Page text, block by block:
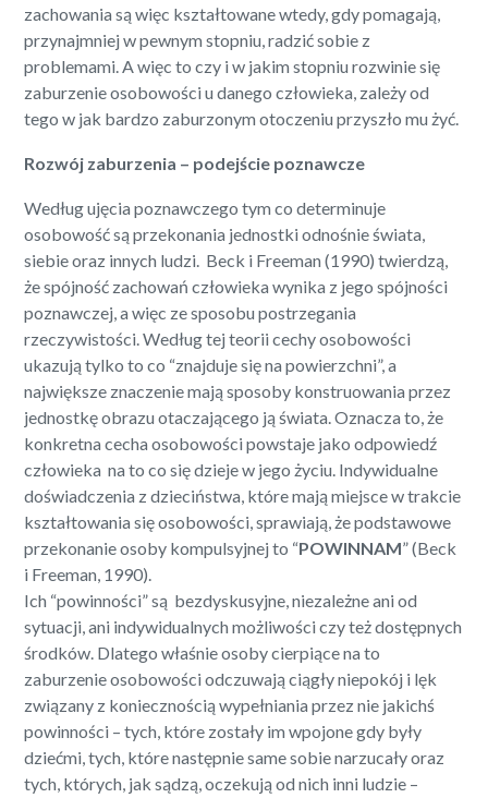
zachowania są więc kształtowane wtedy, gdy pomagają,
przynajmniej w pewnym stopniu, radzić sobie z
problemami. A więc to czy i w jakim stopniu rozwinie się
zaburzenie osobowości u danego człowieka, zależy od
tego w jak bardzo zaburzonym otoczeniu przyszło mu żyć.
Rozwój zaburzenia – podejście poznawcze
Według ujęcia poznawczego tym co determinuje
osobowość są przekonania jednostki odnośnie świata,
siebie oraz innych ludzi. Beck i Freeman (1990) twierdzą,
że spójność zachowań człowieka wynika z jego spójności
poznawczej, a więc ze sposobu postrzegania
rzeczywistości. Według tej teorii cechy osobowości
ukazują tylko to co “znajduje się na powierzchni”, a
największe znaczenie mają sposoby konstruowania przez
jednostkę obrazu otaczającego ją świata. Oznacza to, że
konkretna cecha osobowości powstaje jako odpowiedź
człowieka na to co się dzieje w jego życiu. Indywidualne
doświadczenia z dzieciństwa, które mają miejsce w trakcie
kształtowania się osobowości, sprawiają, że podstawowe
przekonanie osoby kompulsyjnej to “POWINNAM” (Beck
i Freeman, 1990).
Ich “powinności” są bezdyskusyjne, niezależne ani od
sytuacji, ani indywidualnych możliwości czy też dostępnych
środków. Dlatego właśnie osoby cierpiące na to
zaburzenie osobowości odczuwają ciągły niepokój i lęk
związany z koniecznością wypełniania przez nie jakichś
powinności – tych, które zostały im wpojone gdy były
dziećmi, tych, które następnie same sobie narzucały oraz
tych, których, jak sądzą, oczekują od nich inni ludzie –